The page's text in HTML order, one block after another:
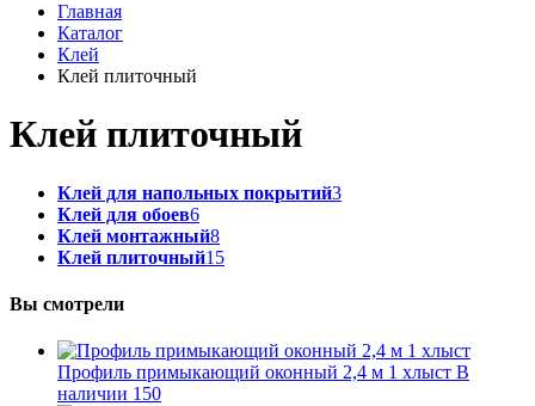
Главная
Каталог
Клей
Клей плиточный
Клей плиточный
Клей для напольных покрытий3
Клей для обоев6
Клей монтажный8
Клей плиточный15
Вы смотрели
Профиль примыкающий оконный 2,4 м 1 хлыст В
наличии 150